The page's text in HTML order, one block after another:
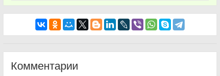
Комментарии